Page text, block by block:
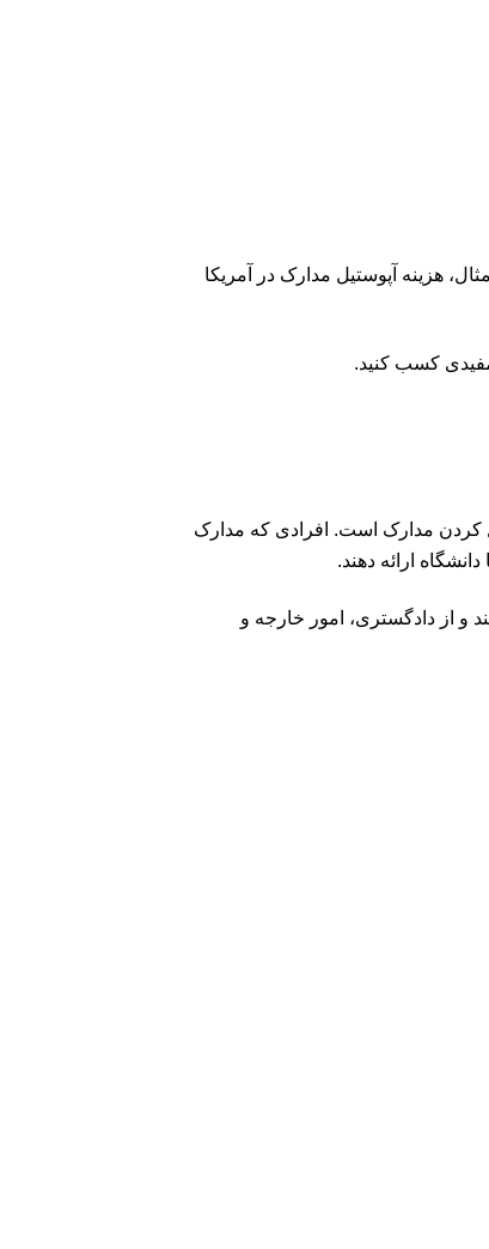
هزینه آپوستیل مدارک در آمریکا
مفیدی کسب کنید.
کردن مدارک است. افرادی که مدارک
ارائه دهند.
و از دادگستری، امور خارجه و